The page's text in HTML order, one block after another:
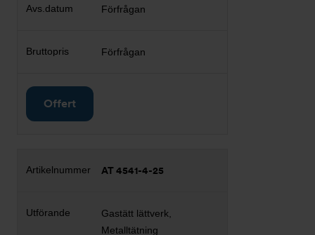
Förfrågan
Förfrågan
Offert
AT 4541-4-25
Gastätt lättverk,
Metalltätning